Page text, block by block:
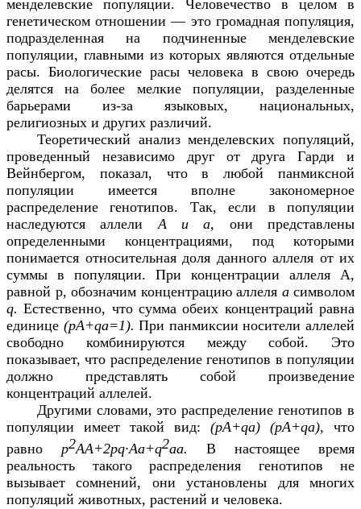
менделевские популяции. Человечество в целом в
генетическом отношении — это громадная популяция,
подразделенная на подчиненные менделевские
популяции, главными из которых являются отдельные
расы. Биологические расы человека в свою очередь
делятся на более мелкие популяции, разделенные
барьерами из-за языковых, национальных,
религиозных и других различий.
Теоретический анализ менделевских популяций,
проведенный независимо друг от друга Гарди и
Вейнбергом, показал, что в любой панмиксной
популяции имеется вполне закономерное
распределение генотипов. Так, если в популяции
наследуются аллели А и а, они представлены
определенными концентрациями, под которыми
понимается относительная доля данного аллеля от их
суммы в популяции. При концентрации аллеля А,
равной р, обозначим концентрацию аллеля а символом
q.Естественно, что сумма обеих концентраций равна
единице (pA+qa=1).При панмиксии носители аллелей
свободно комбинируются между собой. Это
показывает, что распределение генотипов в популяции
должно представлять собой произведение
концентраций аллелей.
Другими словами, это распределение генотипов в
популяции имеет такой вид: (pA+qa) (pA+qa), что
равно p2AA+2pq∙Aa+q2aa. В настоящее время
реальность такого распределения генотипов не
вызывает сомнений, они установлены для многих
популяций животных, растений и человека.